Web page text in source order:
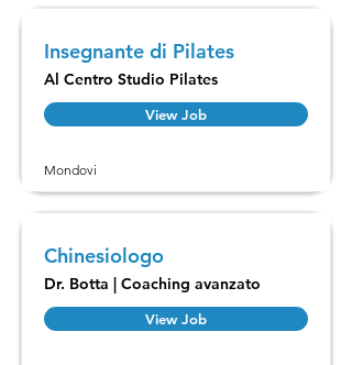
Insegnante di Pilates
Al Centro Studio Pilates
View Job
Mondovi
Chinesiologo
Dr. Botta | Coaching avanzato
View Job